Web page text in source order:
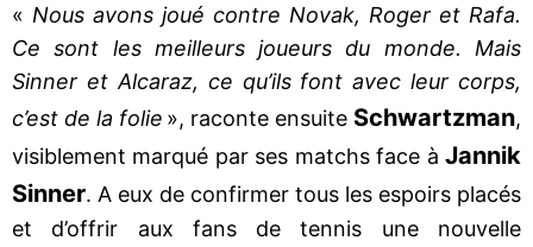
« Nous avons joué contre Novak, Roger et Rafa.
Ce sont les meilleurs joueurs du monde. Mais
Sinner et Alcaraz, ce qu’ils font avec leur corps,
c’est de la folie », raconte ensuite Schwartzman,
visiblement marqué par ses matchs face à Jannik
Sinner. A eux de confirmer tous les espoirs placés
et d’offrir aux fans de tennis une nouvelle